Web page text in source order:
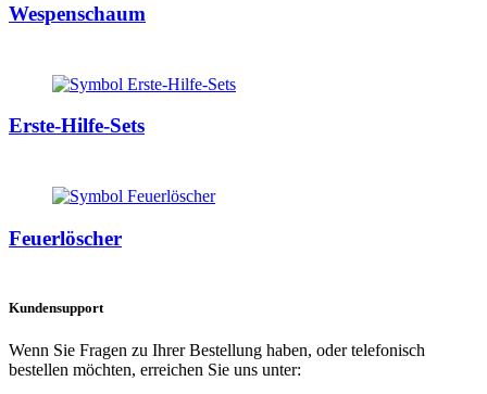
Wespenschaum
Erste-Hilfe-Sets
Feuerlöscher
Kundensupport
Wenn Sie Fragen zu Ihrer Bestellung haben, oder telefonisch
bestellen möchten, erreichen Sie uns unter: